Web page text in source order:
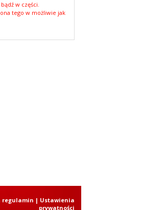
w części.
tego w możliwie jak
regulamin | Ustawienia
prywatności